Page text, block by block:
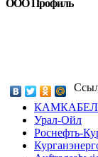
Урал-Ойл
Роснефть-